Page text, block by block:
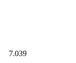
7.039